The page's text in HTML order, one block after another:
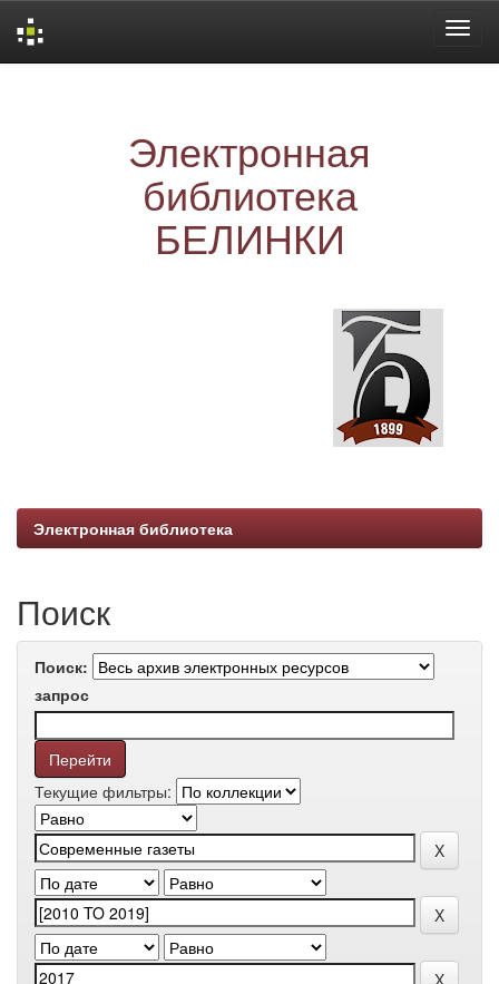
Электронная
библиотека
БЕЛИНКИ
Электронная библиотека
Поиск
Поиск:
запрос
Текущие фильтры: